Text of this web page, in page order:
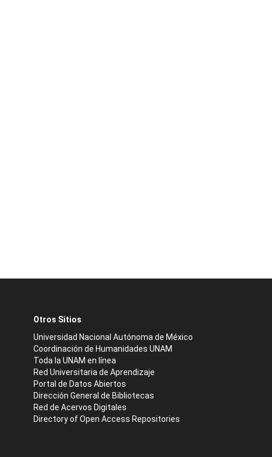
Otros Sitios
Universidad Nacional Autónoma de México
Coordinación de Humanidades UNAM
Toda la UNAM en línea
Red Universitaria de Aprendizaje
Portal de Datos Abiertos
Dirección General de Bibliotecas
Red de Acervos Digitales
Directory of Open Access Repositories